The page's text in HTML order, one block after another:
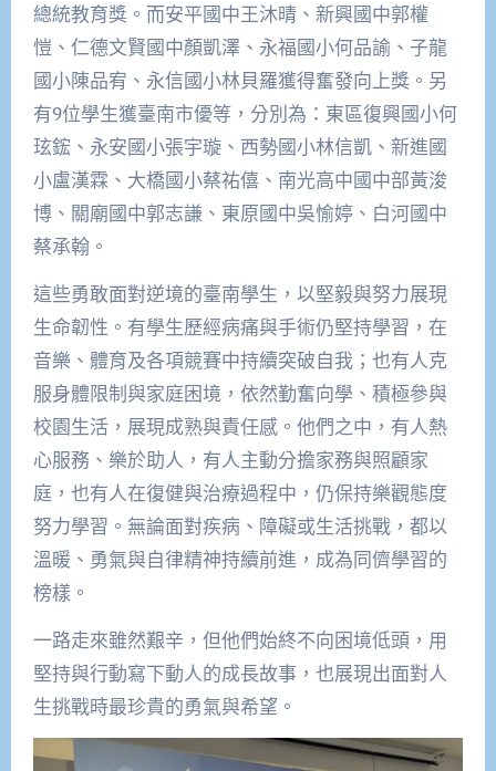
總統教育獎。而安平國中王沐晴、新興國中郭權
愷、仁德文賢國中顏凱澤、永福國小何品諭、子龍
國小陳品宥、永信國小林貝羅獲得奮發向上獎。另
有9位學生獲臺南市優等，分別為：東區復興國小何
玹鋐、永安國小張宇璇、西勢國小林信凱、新進國
小盧漢霖、大橋國小蔡祐僖、南光高中國中部黃浚
博、關廟國中郭志謙、東原國中吳愉婷、白河國中
蔡承翰。
這些勇敢面對逆境的臺南學生，以堅毅與努力展現
生命韌性。有學生歷經病痛與手術仍堅持學習，在
音樂、體育及各項競賽中持續突破自我；也有人克
服身體限制與家庭困境，依然勤奮向學、積極參與
校園生活，展現成熟與責任感。他們之中，有人熱
心服務、樂於助人，有人主動分擔家務與照顧家
庭，也有人在復健與治療過程中，仍保持樂觀態度
努力學習。無論面對疾病、障礙或生活挑戰，都以
溫暖、勇氣與自律精神持續前進，成為同儕學習的
榜樣。
一路走來雖然艱辛，但他們始終不向困境低頭，用
堅持與行動寫下動人的成長故事，也展現出面對人
生挑戰時最珍貴的勇氣與希望。